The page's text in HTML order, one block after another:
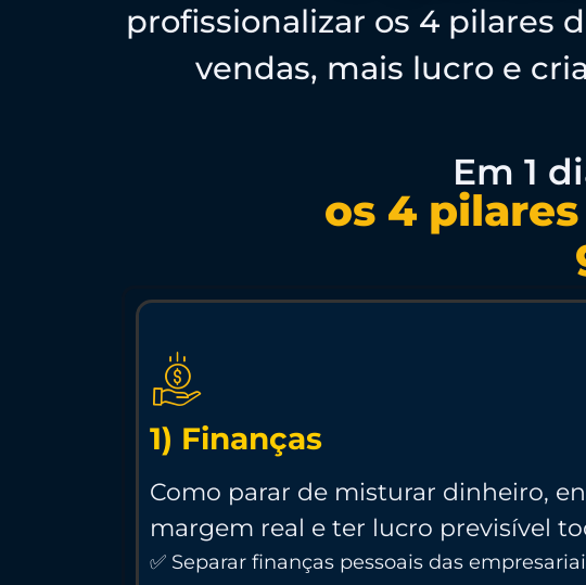
profissionalizar os 4 pilares
vendas, mais lucro e
Em 1
os 4
1) Finanças
Como parar de misturar dinheiro,
margem real e ter lucro previsível
✅ Separar finanças pessoais das